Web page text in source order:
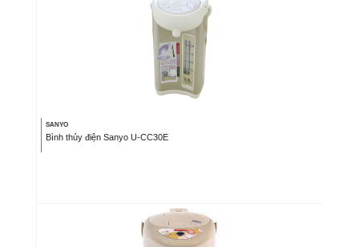
SANYO
Bình thủy điện Sanyo U-CC30E